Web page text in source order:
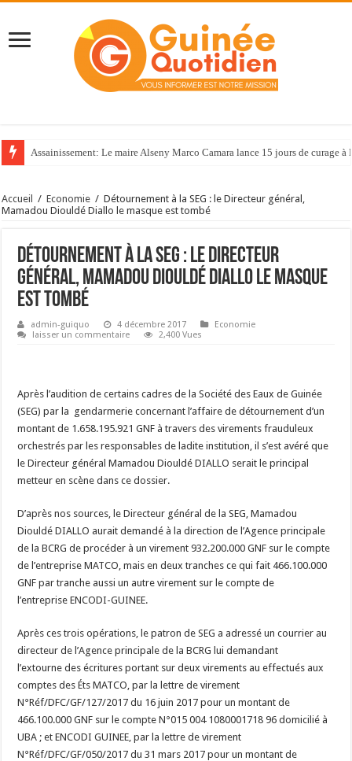
Assainissement: Le maire Alseny Marco Camara lance 15 jours de curage à
Accueil / Economie / Détournement à la SEG : le Directeur général,
Mamadou Diouldé Diallo le masque est tombé
Détournement à la SEG : le Directeur
général, Mamadou Diouldé Diallo le masque
est tombé
admin-guiquo 4 décembre 2017
Economie
laisser un commentaire
2,400 Vues
Après l’audition de certains cadres de la Société des Eaux de Guinée
(SEG) par la gendarmerie concernant l’affaire de détournement d’un
montant de 1.658.195.921 GNF à travers des virements frauduleux
orchestrés par les responsables de ladite institution, il s’est avéré que
le Directeur général Mamadou Diouldé DIALLO serait le principal
metteur en scène dans ce dossier.
D’après nos sources, le Directeur général de la SEG, Mamadou
Diouldé DIALLO aurait demandé à la direction de l’Agence principale
de la BCRG de procéder à un virement 932.200.000 GNF sur le compte
de l’entreprise MATCO, mais en deux tranches ce qui fait 466.100.000
GNF par tranche aussi un autre virement sur le compte de
l’entreprise ENCODI-GUINEE.
Après ces trois opérations, le patron de SEG a adressé un courrier au
directeur de l’Agence principale de la BCRG lui demandant
l’extourne des écritures portant sur deux virements au effectués aux
comptes des Éts MATCO, par la lettre de virement
N°Réf/DFC/GF/127/2017 du 16 juin 2017 pour un montant de
466.100.000 GNF sur le compte N°015 004 1080001718 96 domicilié à
UBA ; et ENCODI GUINEE, par la lettre de virement
N°Réf/DFC/GF/050/2017 du 31 mars 2017 pour un montant de